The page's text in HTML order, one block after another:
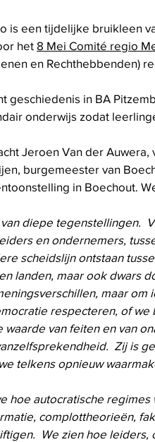
is een tijdelijke bruikleen
het 8 Mei Comité regio
en Rechthebbenden)
geschiedenis in BA
onderwijs zodat
Jeroen Van der
burgemeester van
in Boechout.
diepe tegenstellingen.
en ondernemers,
scheidslijn ontstaan
landen, maar ook dwars
maar
respecteren, of
waarde van feiten en van
Zij is
telkens opnieuw
hoe autocratische
complottheorieën,
We zien hoe